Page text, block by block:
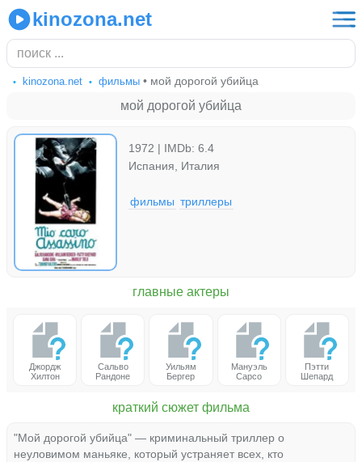
kinozona.net
kinozona.net фильмы • мой дорогой убийца
мой дорогой убийца
1972 | IMDb: 6.4
Испания, Италия
фильмы триллеры
главные актеры
Джордж
Хилтон
Сальво
Рандоне
Уильям
Бергер
Мануэль
Сарсо
Пэтти
Шепард
краткий сюжет фильма
"Мой дорогой убийца" — криминальный триллер о
неуловимом маньяке, который устраняет всех, кто